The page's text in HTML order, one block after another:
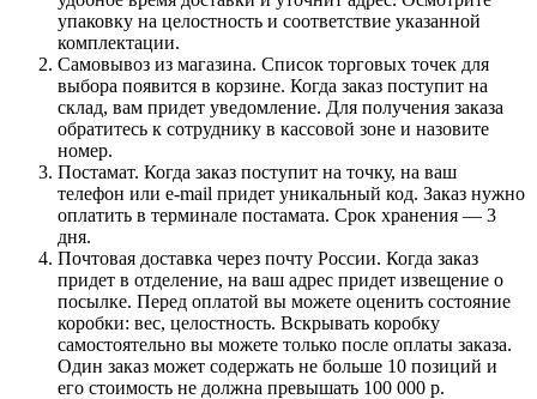
упаковку на целостность и соответствие указанной
комплектации.
Самовывоз из магазина. Список торговых точек для
выбора появится в корзине. Когда заказ поступит на
склад, вам придет уведомление. Для получения заказа
обратитесь к сотруднику в кассовой зоне и назовите
номер.
Постамат. Когда заказ поступит на точку, на ваш
телефон или e-mail придет уникальный код. Заказ нужно
оплатить в терминале постамата. Срок хранения — 3
дня.
Почтовая доставка через почту России. Когда заказ
придет в отделение, на ваш адрес придет извещение о
посылке. Перед оплатой вы можете оценить состояние
коробки: вес, целостность. Вскрывать коробку
самостоятельно вы можете только после оплаты заказа.
Один заказ может содержать не больше 10 позиций и
его стоимость не должна превышать 100 000 р.